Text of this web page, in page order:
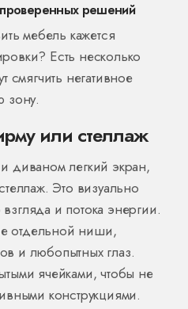
проверенных решений
мебель кажется
Есть несколько
смягчить негативное
зону.
или стеллаж
диваном легкий экран,
Это визуально
и потока энергии.
отдельной ниши,
и любопытных глаз.
ячейками, чтобы не
конструкциями.